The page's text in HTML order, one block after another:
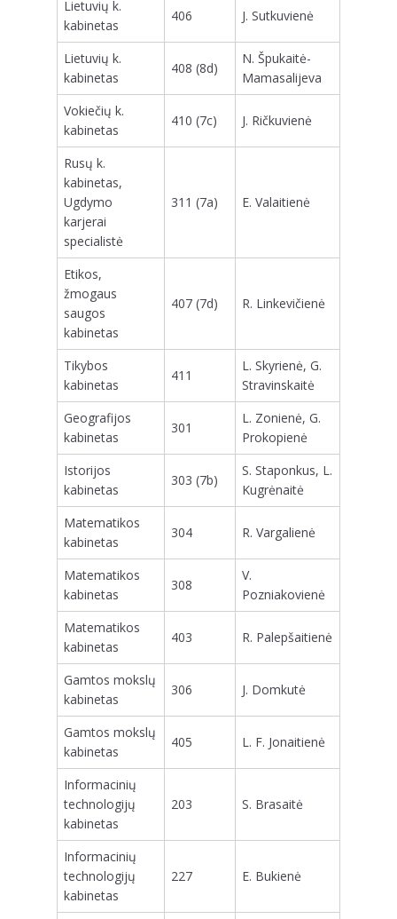
Lietuvių k.
kabinetas
406 J. Sutkuvienė
Lietuvių k.
kabinetas
408 (8d)
N. Špukaitė-
Mamasalijeva
Vokiečių k.
kabinetas
410 (7c) J. Ričkuvienė
Rusų k.
kabinetas,
Ugdymo
karjerai
specialistė
311 (7a) E. Valaitienė
Etikos,
žmogaus
saugos
kabinetas
407 (7d) R. Linkevičienė
Tikybos
kabinetas
411
L. Skyrienė, G.
Stravinskaitė
Geografijos
kabinetas
301
L. Zonienė, G.
Prokopienė
Istorijos
kabinetas
303 (7b)
S. Staponkus, L.
Kugrėnaitė
Matematikos
kabinetas
304 R. Vargalienė
Matematikos
kabinetas
308
V.
Pozniakovienė
Matematikos
kabinetas
403 R. Palepšaitienė
Gamtos mokslų
kabinetas
306 J. Domkutė
Gamtos mokslų
kabinetas
405 L. F. Jonaitienė
Informacinių
technologijų
kabinetas
203 S. Brasaitė
Informacinių
technologijų
kabinetas
227 E. Bukienė